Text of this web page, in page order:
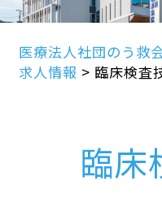
医療法人社団のう救
求人情報 > 臨床検査
臨床